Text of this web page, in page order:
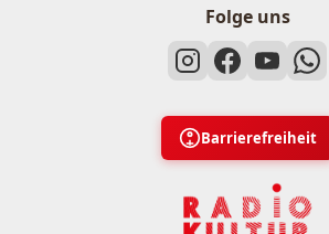
Folge uns
Barrierefreiheit